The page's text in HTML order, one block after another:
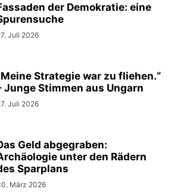
der Demokratie: eine
Juli 2026
Strategie war zu fliehen.“
Junge Stimmen aus Ungarn
Juli 2026
Geld abgegraben:
unter den Rädern
Sparplans
März 2026